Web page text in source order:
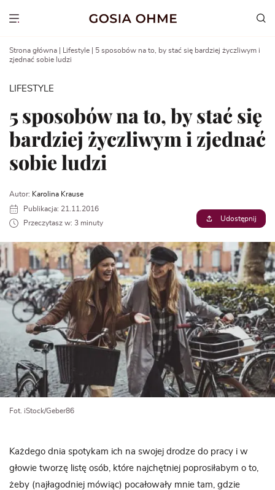
Show menu
Strona główna Lifestyle
5 sposobów na to, by stać się bardziej życzliwym i
zjednać sobie ludzi
LIFESTYLE
5 sposobów na to, by stać się
bardziej życzliwym i zjednać
sobie ludzi
Autor: Karolina Krause
Publikacja: 21.11.2016
Przeczytasz w: 3 minuty
Udostępnij
Fot. iStock/Geber86
Każdego dnia spotykam ich na swojej drodze do pracy i w
głowie tworzę listę osób, które najchętniej poprosiłabym o to,
żeby (najłagodniej mówiąc) pocałowały mnie tam, gdzie